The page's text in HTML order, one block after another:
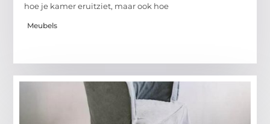
hoe je kamer eruitziet, maar ook hoe
Meubels